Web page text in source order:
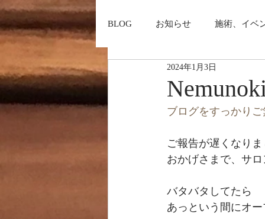
BLOG お知らせ 施術、イベ
2024年1月3日
ブログをすっかり
ご報告が遅くなり
おかげさまで、サ
バタバタしてたら
あっという間にオ